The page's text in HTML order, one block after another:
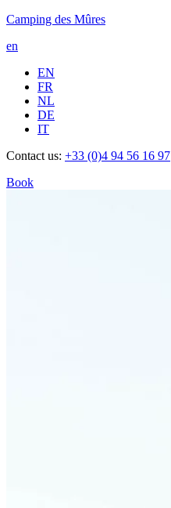
Camping des Mûres
en
EN
FR
NL
DE
IT
Contact us: +33 (0)4 94 56 16 97
Book